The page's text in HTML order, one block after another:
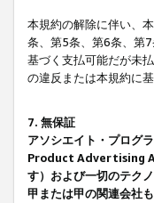
本規約の解除に伴い、
条、第5条、第6条、第
基づく支払可能だが未
の違反または本規約に
7. 無保証
アソシエイト・プログ
Product Advertising
す）および一切のテク
甲または甲の関連会社